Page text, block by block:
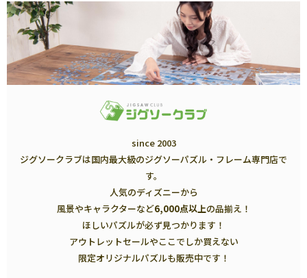
since 2003
ジグソークラブは国内最大級のジグソーパズル・フレーム専門店で
す。
人気のディズニーから
風景やキャラクターなど6,000点以上の品揃え！
ほしいパズルが必ず見つかります！
アウトレットセールやここでしか買えない
限定オリジナルパズルも販売中です！